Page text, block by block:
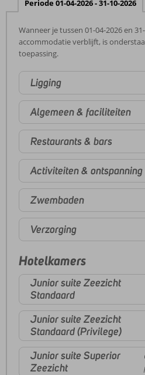
Periode 01-04-2026 - 31-10-2026
Wanneer je tussen 01-04-2026 en
accommodatie verblijft, is
toepassing.
Ligging
Algemeen & faciliteiten
Restaurants & bars
Activiteiten & ontspanning
Zwembaden
Verzorging
Hotelkamers
Junior suite Zeezicht
Standaard
Junior suite Zeezicht
Standaard (Privilege)
Junior suite Superior
Zeezicht